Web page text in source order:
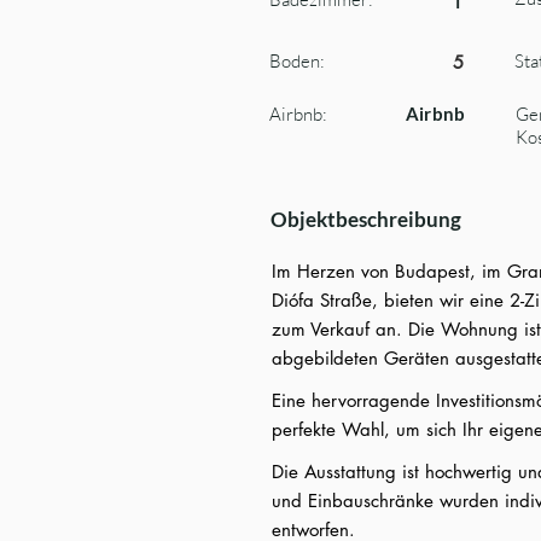
Boden: 5
Airbnb: Airbnb
Objektbeschreibung
Im Herzen von Budapest, im
Diófa Straße, bieten wir eine 2-
zum Verkauf an. Die Wohnung
abgebildeten Geräten
Eine hervorragende
perfekte Wahl, um sich Ihr
Die Ausstattung ist hochwertig
und Einbauschränke wurden
entworfen.